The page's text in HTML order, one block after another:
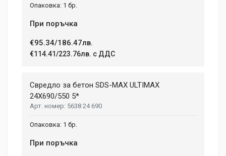
1 бр.
При поръчка
€95.34/186.47лв.
€114.41/223.76лв. с ДДС
Свредло за бетон SDS-MAX ULTIMAX
24X690/550 5*
5638 24 690
1 бр.
При поръчка